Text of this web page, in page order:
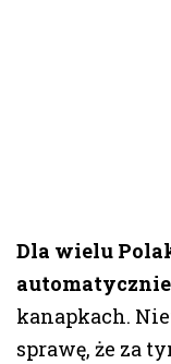
Dla wielu
automatycznie
kanapkach.
sprawę, że za